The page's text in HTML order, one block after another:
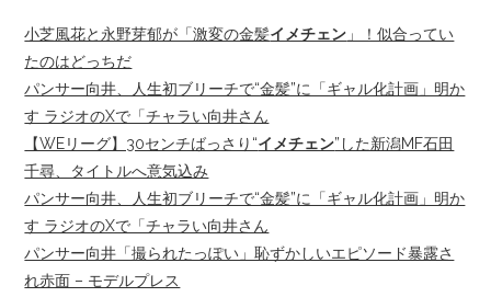
小芝風花と永野芽郁が「激変の金髪イメチェン 」！似合ってい
たのはどっちだ
パンサー向井、人生初ブリーチで“金髪”に「ギャル化計画」明か
す ラジオのXで「チャラい向井さん
【WEリーグ】30センチばっさり“イメチェン”した新潟MF石田
千尋、タイトルへ意気込み
パンサー向井、人生初ブリーチで“金髪”に「ギャル化計画」明か
す ラジオのXで「チャラい向井さん
パンサー向井「撮られたっぽい」恥ずかしいエピソード暴露さ
れ赤面 – モデルプレス